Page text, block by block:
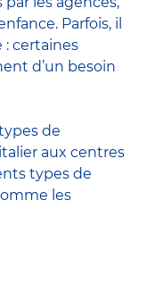
. Parfois, il
certaines
d’un besoin
de
aux centres
types de
les